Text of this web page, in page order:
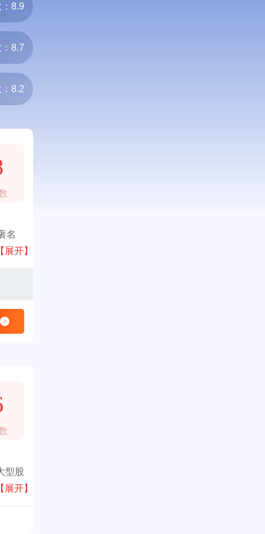
8.9
8.7
8.2
名
、整
【展开】
>
型股
于
【展开】